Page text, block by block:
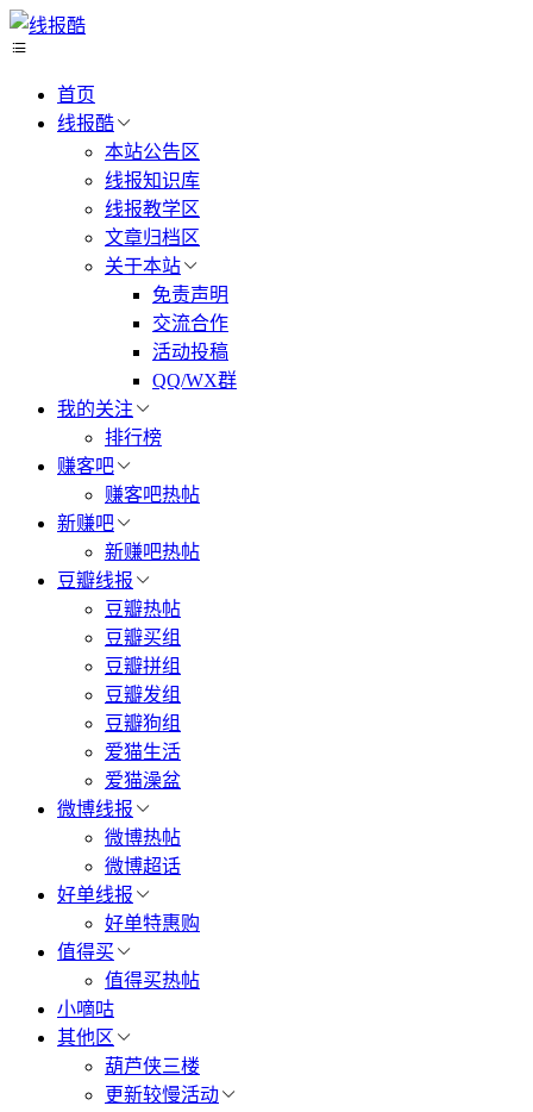
首页
线报酷
本站公告区
线报知识库
线报教学区
文章归档区
关于本站
免责声明
交流合作
活动投稿
QQ/WX群
我的关注
排行榜
赚客吧
赚客吧热帖
新赚吧
新赚吧热帖
豆瓣线报
豆瓣热帖
豆瓣买组
豆瓣拼组
豆瓣发组
豆瓣狗组
爱猫生活
爱猫澡盆
微博线报
微博热帖
微博超话
好单线报
好单特惠购
值得买
值得买热帖
小嘀咕
其他区
葫芦侠三楼
更新较慢活动